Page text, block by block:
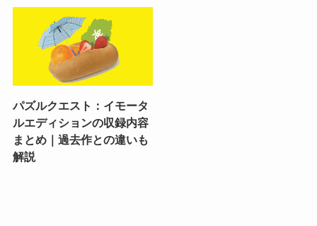
パズルクエスト：イモータ
ルエディションの収録内容
まとめ｜過去作との違いも
解説